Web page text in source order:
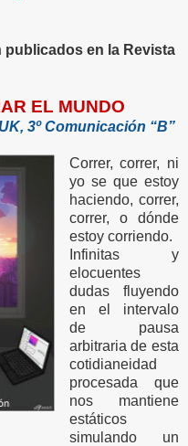
publicados en la Revista
EL MUNDO
3º Comunicación “B”
Correr, correr, ni
yo se que estoy
haciendo, correr,
correr, o dónde
estoy corriendo.
Infinitas y
elocuentes
dudas fluyendo
en el intervalo
de pausa
arbitraria de esta
cotidianeidad
procesada que
nos mantiene
estáticos
simulando un